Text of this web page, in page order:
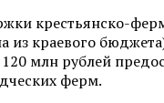
крестьянско-
из краевого
млн рублей
ферм.